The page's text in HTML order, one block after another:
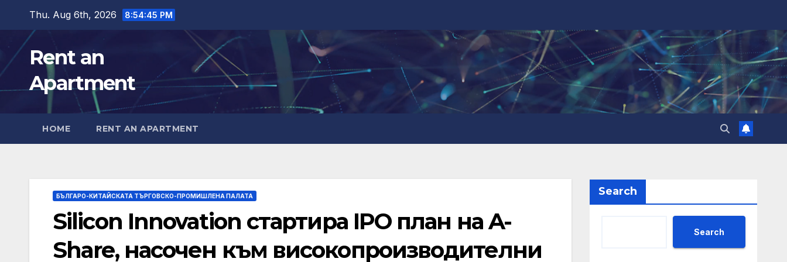
content
Thu. Aug 6th, 2026 8:54:46 PM
Rent an
Apartment
HOME RENT AN APARTMENT
БЪЛГАРО-КИТАЙСКАТА ТЪРГОВСКО-ПРОМИШЛЕНА ПАЛАТА
Silicon Innovation стартира IPO план на A-
Share, насочен към високопроизводителни
Search
Search